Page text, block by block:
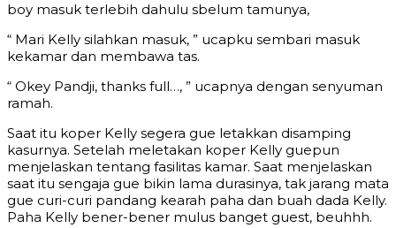
boy masuk terlebih dahulu sbelum tamunya,
“ Mari Kelly silahkan masuk, ” ucapku sembari masuk
kekamar dan membawa tas.
“ Okey Pandji, thanks full…, ” ucapnya dengan senyuman
ramah.
Saat itu koper Kelly segera gue letakkan disamping
kasurnya. Setelah meletakan koper Kelly guepun
menjelaskan tentang fasilitas kamar. Saat menjelaskan
saat itu sengaja gue bikin lama durasinya, tak jarang mata
gue curi-curi pandang kearah paha dan buah dada Kelly.
Paha Kelly bener-bener mulus banget guest, beuhhh.